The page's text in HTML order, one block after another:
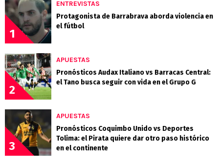
1
ENTREVISTAS
Protagonista de Barrabrava aborda violencia en
el fútbol
2
APUESTAS
Pronósticos Audax Italiano vs Barracas Central:
el Tano busca seguir con vida en el Grupo G
3
APUESTAS
Pronósticos Coquimbo Unido vs Deportes
Tolima: el Pirata quiere dar otro paso histórico
en el continente